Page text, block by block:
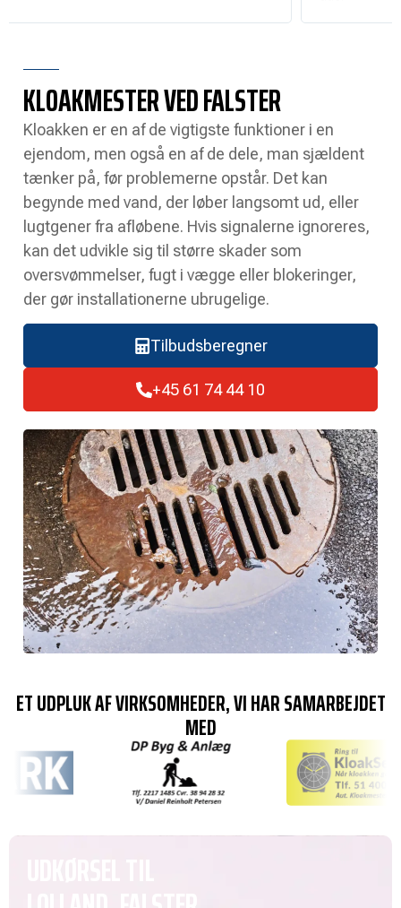
KLOAKMESTER VED FALSTER
Kloakken er en af de vigtigste funktioner i en
ejendom, men også en af de dele, man sjældent
tænker på, før problemerne opstår. Det kan
begynde med vand, der løber langsomt ud, eller
lugtgener fra afløbene. Hvis signalerne ignoreres,
kan det udvikle sig til større skader som
oversvømmelser, fugt i vægge eller blokeringer,
der gør installationerne ubrugelige.
Tilbudsberegner
+45 61 74 44 10
ET UDPLUK AF VIRKSOMHEDER, VI HAR SAMARBEJDET
MED